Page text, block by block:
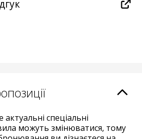
спеціальні
можуть змінюватися, тому